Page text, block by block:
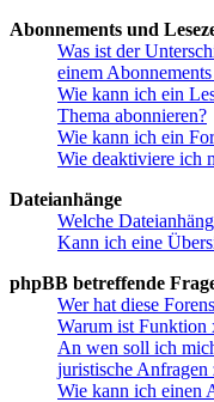
Abonnements und
Was ist der
einem
Wie kann ich ein
Thema abonnieren?
Wie kann ich ein
Wie deaktiviere ich
Dateianhänge
Welche
Kann ich eine
phpBB betreffende
Wer hat diese
Warum ist Funktion
An wen soll ich
juristische Anfragen
Wie kann ich einen